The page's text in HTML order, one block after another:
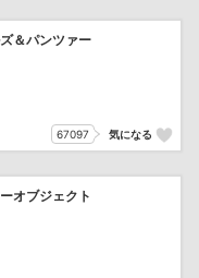
＆パンツァー
67097 気になる
オブジェクト